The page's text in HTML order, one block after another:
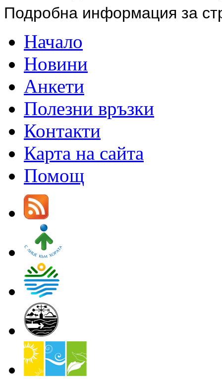
Подробна информация за
Начало
Новини
Анкети
Полезни връзки
Контакти
Карта на сайта
Помощ